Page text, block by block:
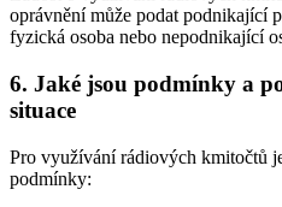
oprávnění může podat podnikající
fyzická osoba nebo nepodnikající
6. Jaké jsou podmínky a
situace
Pro využívání rádiových kmitočtů
podmínky: